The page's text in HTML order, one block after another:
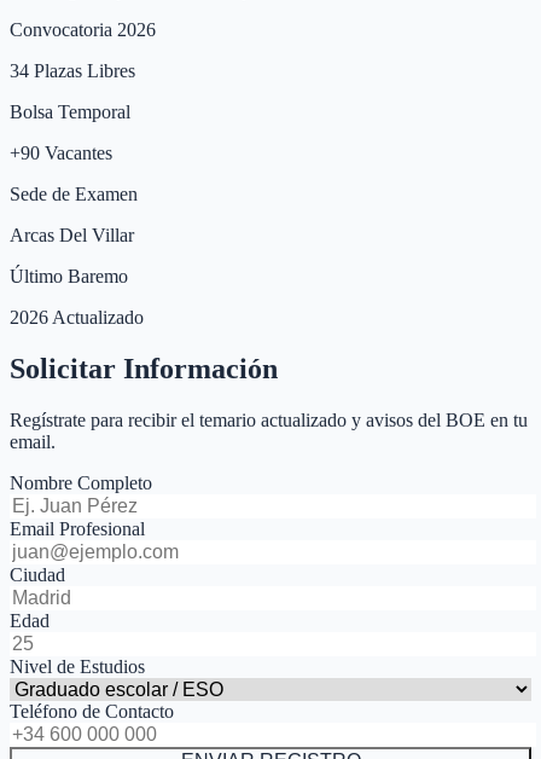
Convocatoria 2026
34 Plazas Libres
Bolsa Temporal
+90 Vacantes
Sede de Examen
Arcas Del Villar
Último Baremo
2026 Actualizado
Solicitar Información
Regístrate para recibir el temario actualizado y avisos del BOE en tu
email.
Nombre Completo
Email Profesional
Ciudad
Edad
Nivel de Estudios
Teléfono de Contacto